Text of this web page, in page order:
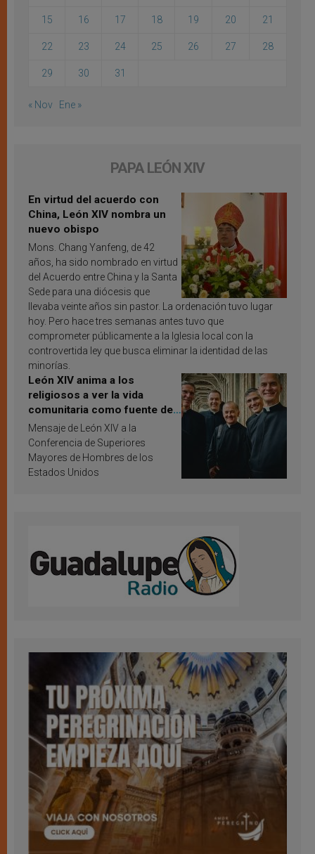
15 16 17 18 19 20 21
22 23 24 25 26 27 28
29 30 31
« Nov Ene »
PAPA LEÓN XIV
En virtud del acuerdo con
China, León XIV nombra un
nuevo obispo
Mons. Chang Yanfeng, de 42
años, ha sido nombrado en virtud
del Acuerdo entre China y la Santa
Sede para una diócesis que
llevaba veinte años sin pastor. La ordenación tuvo lugar
hoy. Pero hace tres semanas antes tuvo que
comprometer públicamente a la Iglesia local con la
controvertida ley que busca eliminar la identidad de las
minorías.
León XIV anima a los
religiosos a ver la vida
comunitaria como fuente de
inspiración y santificación
Mensaje de León XIV a la
Conferencia de Superiores
Mayores de Hombres de los
Estados Unidos